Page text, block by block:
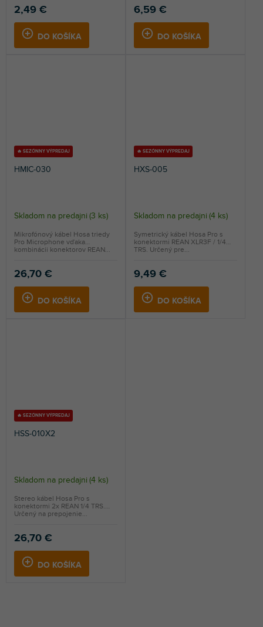
2,49 €
DO KOŠÍKA
6,59 €
DO KOŠÍKA
🔥 SEZÓNNY VÝPREDAJ
HMIC-030
Skladom na predajni (3 ks)
26,70 €
DO KOŠÍKA
Mikrofónový kábel Hosa triedy
Pro Microphone vďaka
kombinácii konektorov REAN...
🔥 SEZÓNNY VÝPREDAJ
HXS-005
Skladom na predajni (4 ks)
9,49 €
DO KOŠÍKA
Symetrický kábel Hosa Pro s
konektormi REAN XLR3F / 1/4
TRS. Určený pre...
🔥 SEZÓNNY VÝPREDAJ
HSS-010X2
Skladom na predajni (4 ks)
26,70 €
DO KOŠÍKA
Stereo kábel Hosa Pro s
konektormi 2x REAN 1/4 TRS.
Určený na prepojenie...